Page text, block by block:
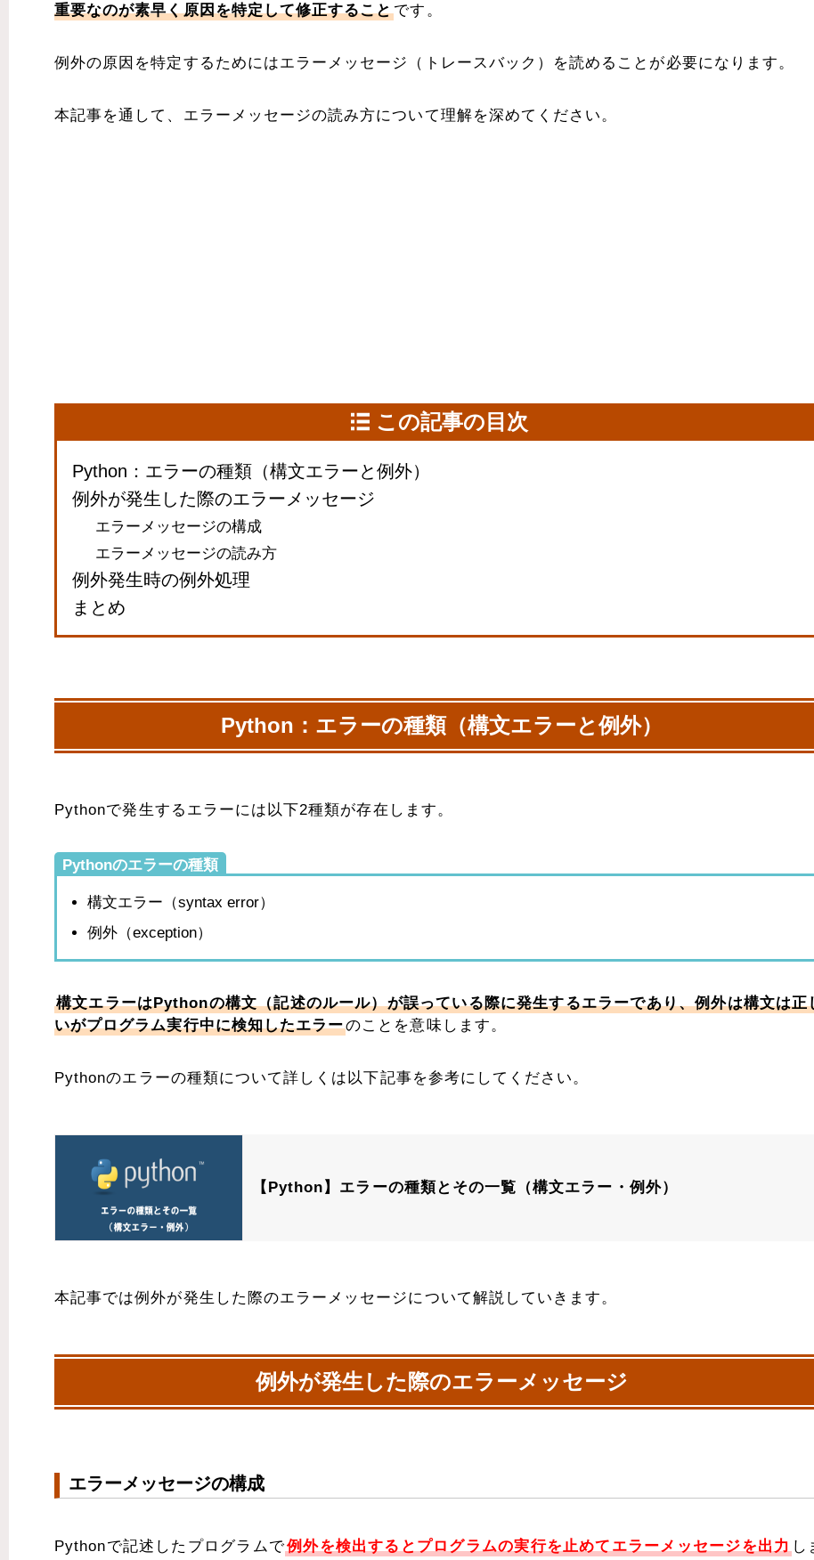
重要なのが素早く原因を特定して修正することです。
例外の原因を特定するためにはエラーメッセージ（トレースバック）を読めることが必要になります。
本記事を通して、エラーメッセージの読み方について理解を深めてください。
この記事の目次
Python：エラーの種類（構文エラーと例外）
例外が発生した際のエラーメッセージ
エラーメッセージの構成
エラーメッセージの読み方
例外発生時の例外処理
まとめ
Python：エラーの種類（構文エラーと例外）
Pythonで発生するエラーには以下2種類が存在します。
Pythonのエラーの種類
構文エラー（syntax error）
例外（exception）
構文エラーはPythonの構文（記述のルール）が誤っている際に発生するエラーであり、例外は構文は正
いがプログラム実行中に検知したエラーのことを意味します。
Pythonのエラーの種類について詳しくは以下記事を参考にしてください。
【Python】エラーの種類とその一覧（構文エラー・例外）
本記事では例外が発生した際のエラーメッセージについて解説していきます。
例外が発生した際のエラーメッセージ
エラーメッセージの構成
Pythonで記述したプログラムで例外を検出するとプログラムの実行を止めてエラーメッセージを出力 し